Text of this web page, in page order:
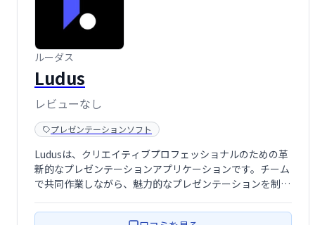
ルーダス
Ludus
レビューなし
プレゼンテーションソフト
Ludusは、クリエイティブプロフェッショナルのための革
新的なプレゼンテーションアプリケーションです。チーム
で共同作業しながら、魅力的なプレゼンテーションを制作
ムーズなワークフローを実現します。